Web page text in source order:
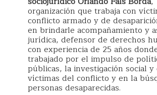
organización que trabaja con
conflicto armado y de
en brindarle acompañamiento y
jurídica, defensor de derechos
con experiencia de 25 años
trabajado por el impulso de
públicas, la investigación social y
víctimas del conflicto y en la
personas desaparecidas.